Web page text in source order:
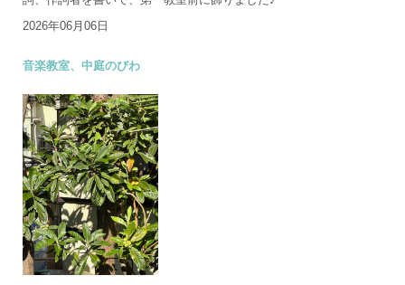
2026年06月06日
音楽教室、中庭のびわ